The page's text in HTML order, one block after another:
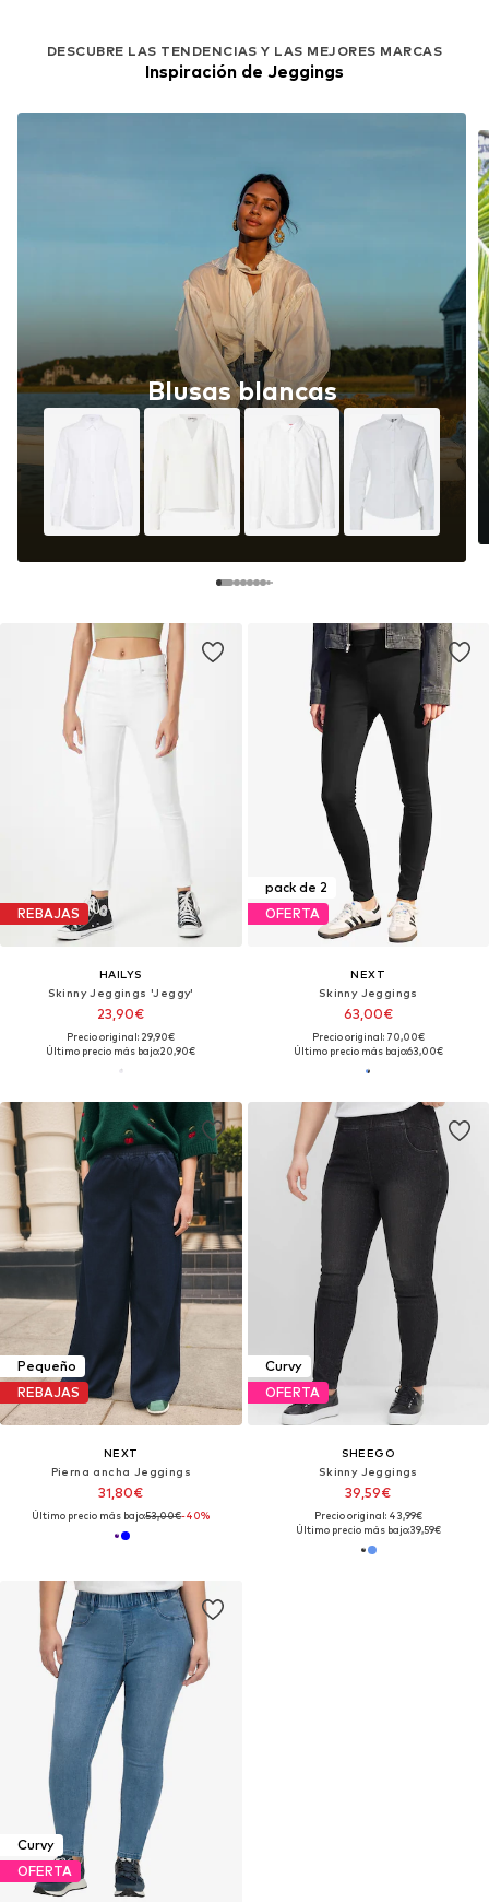
DESCUBRE LAS TENDENCIAS Y LAS MEJORES MARCAS
Inspiración de Jeggings
Blusas blancas
REBAJAS
HAILYS
Skinny Jeggings 'Jeggy'
23,90€
Precio original: 29,90€
Último precio más bajo:20,90€
pack de 2
OFERTA
NEXT
Skinny Jeggings
63,00€
Precio original: 70,00€
Último precio más bajo:63,00€
Pequeño
REBAJAS
NEXT
Pierna ancha Jeggings
31,80€
Último precio más bajo:53,00€-40%
Curvy
OFERTA
SHEEGO
Skinny Jeggings
39,59€
Precio original: 43,99€
Último precio más bajo:39,59€
Curvy
OFERTA